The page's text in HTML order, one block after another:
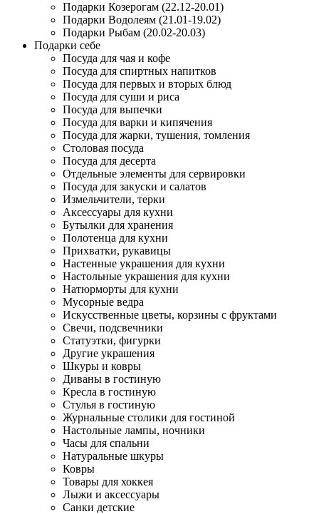
Подарки Козерогам (22.12-20.01)
Подарки Водолеям (21.01-19.02)
Подарки Рыбам (20.02-20.03)
Подарки себе
Посуда для чая и кофе
Посуда для спиртных напитков
Посуда для первых и вторых блюд
Посуда для суши и риса
Посуда для выпечки
Посуда для варки и кипячения
Посуда для жарки, тушения, томления
Столовая посуда
Посуда для десерта
Отдельные элементы для сервировки
Посуда для закуски и салатов
Измельчители, терки
Аксессуары для кухни
Бутылки для хранения
Полотенца для кухни
Прихватки, рукавицы
Настенные украшения для кухни
Настольные украшения для кухни
Натюрморты для кухни
Мусорные ведра
Искусственные цветы, корзины с фруктами
Свечи, подсвечники
Статуэтки, фигурки
Другие украшения
Шкуры и ковры
Диваны в гостиную
Кресла в гостиную
Стулья в гостиную
Журнальные столики для гостиной
Настольные лампы, ночники
Часы для спальни
Натуральные шкуры
Ковры
Товары для хоккея
Лыжи и аксессуары
Санки детские